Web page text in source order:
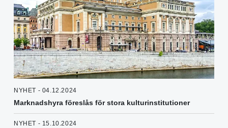
NYHET - 04.12.2024
Marknadshyra föreslås för stora kulturinstitutioner
NYHET - 15.10.2024